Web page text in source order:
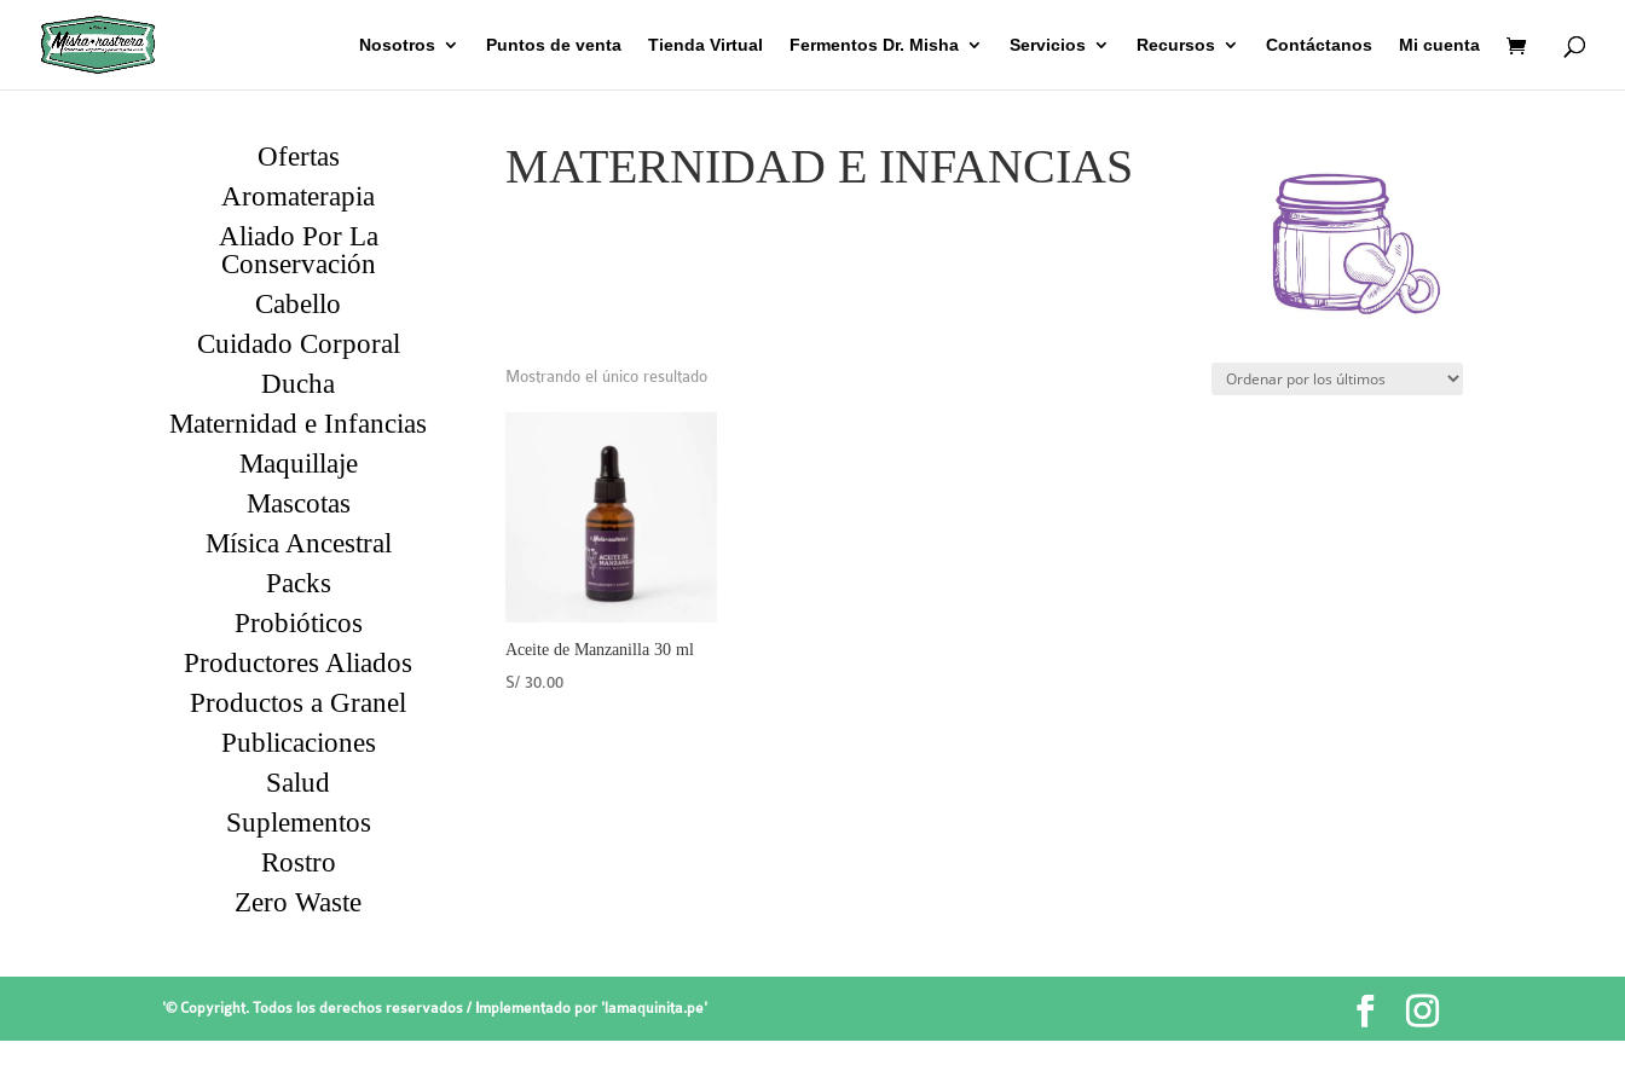
Nosotros Puntos de venta Tienda Virtual Fermentos Dr. Misha Servicios Recursos Contáctanos Mi cuenta
Ofertas
Aromaterapia
Aliado Por La
Conservación
Cabello
Cuidado Corporal
Ducha
Maternidad e Infancias
Maquillaje
Mascotas
Mísica Ancestral
Packs
Probióticos
Productores Aliados
Productos a Granel
Publicaciones
Salud
Suplementos
Rostro
Zero Waste
MATERNIDAD E INFANCIAS
Mostrando el único resultado
Aceite de Manzanilla 30 ml
S/30.00
'© Copyright. Todos los derechos reservados / Implementado por ' lamaquinita.pe'